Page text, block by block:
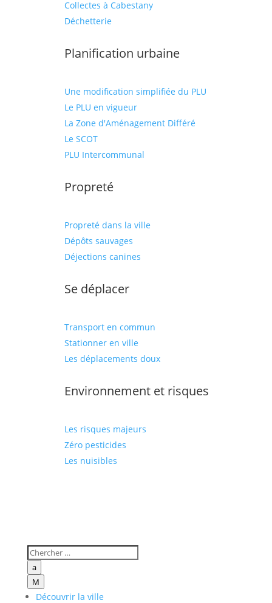
Collectes à Cabestany
Déchetterie
Planification urbaine
Une modification simplifiée du PLU
Le PLU en vigueur
La Zone d'Aménagement Différé
Le SCOT
PLU Intercommunal
Propreté
Propreté dans la ville
Dépôts sauvages
Déjections canines
Se déplacer
Transport en commun
Stationner en ville
Les déplacements doux
Environnement et risques
Les risques majeurs
Zéro pesticides
Les nuisibles
a
M
Découvrir la ville